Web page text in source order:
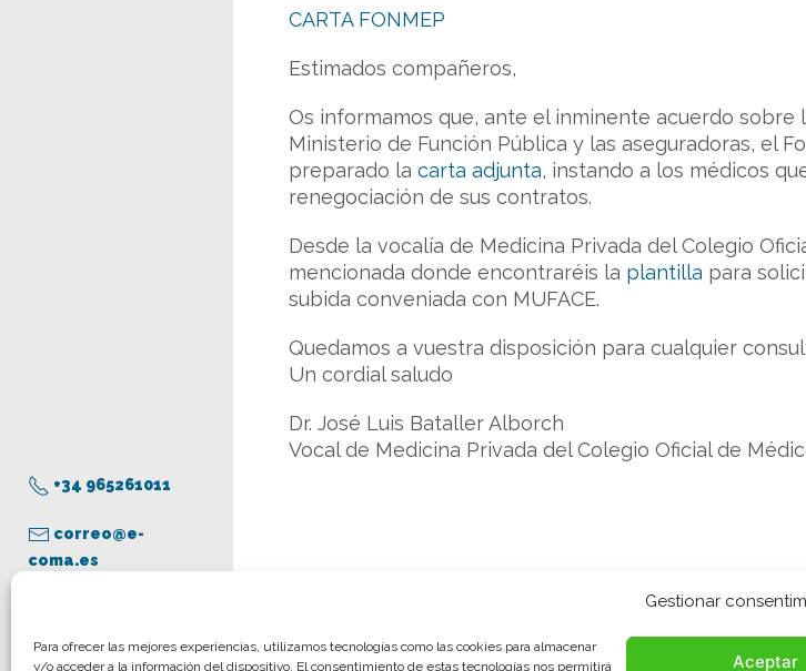
Gestionar
Para ofrecer las mejores experiencias, utilizamos tecnologías como las cookies para almacenar
y/o acceder a la información del dispositivo. El consentimiento de estas tecnologías nos permitirá
Aceptar
+34 965261011
correo@e-
coma.es
Aviso legal
CARTA FONMEP
Estimados compañeros,
Os informamos que, ante el inminente acuerdo sobre
Ministerio de Función Pública y las aseguradoras, el
preparado la carta adjunta, instando a los médicos
renegociación de sus contratos.
Desde la vocalía de Medicina Privada del Colegio
mencionada donde encontraréis la plantilla para
subida conveniada con MUFACE.
Quedamos a vuestra disposición para cualquier
Un cordial saludo
Dr. José Luis Bataller Alborch
Vocal de Medicina Privada del Colegio Oficial de